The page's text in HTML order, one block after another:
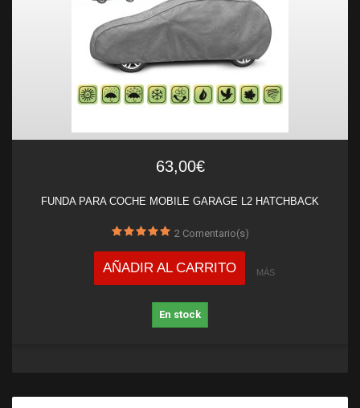
63,00€
FUNDA PARA COCHE MOBILE GARAGE L2 HATCHBACK
2Comentario(s)
AÑADIR AL CARRITO MÁS
En stock